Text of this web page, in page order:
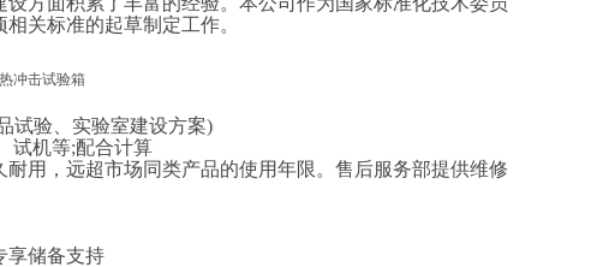
关标准的起草制定工作。
试验、实验室建设方案)
试机等;配合计算
用，远超市场同类产品的使用年限。 售后服务部提供维修
享储备支持